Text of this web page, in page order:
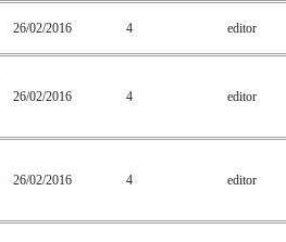
26/02/2016 4 editor
26/02/2016 4 editor
26/02/2016 4 editor